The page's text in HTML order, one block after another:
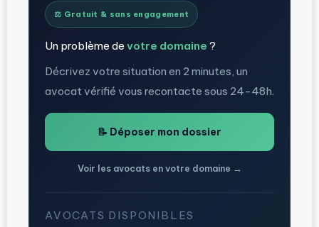
⚖️ Gratuit & sans engagement
Un problème de votre domaine ?
Décrivez votre situation en 2 minutes, un
avocat vérifié vous recontacte sous 24-48h.
📝 Déposer mon dossier
Voir les avocats en votre domaine →
AVOCATS DISPONIBLES